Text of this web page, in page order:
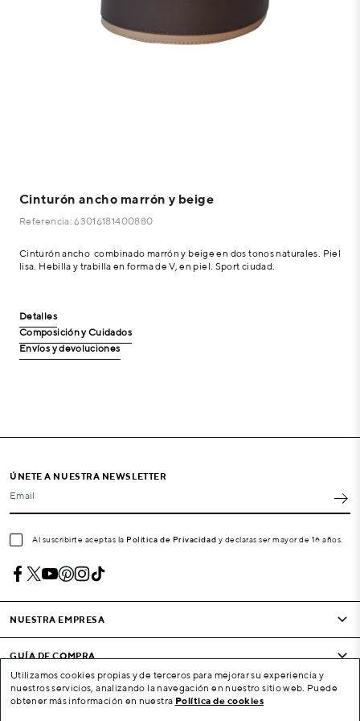
Cinturón ancho marrón y beige
Referencia: 63016181400880
Cinturón ancho combinado marrón y beige en dos tonos naturales. Piel
lisa. Hebilla y trabilla en forma de V, en piel. Sport ciudad.
Detalles
Composición y Cuidados
Envíos y devoluciones
ÚNETE A NUESTRA NEWSLETTER
Email
Al suscribirte aceptas la Política de Privacidad y declaras ser mayor de 16 años.
NUESTRA EMPRESA
GUÍA DE COMPRA
CONDICIONES Y EMPRESA
Utilizamos cookies propias y de terceros para mejorar su experiencia y
nuestros servicios, analizando la navegación en nuestro sitio web. Puede
obtener más información en nuestra Política de cookies